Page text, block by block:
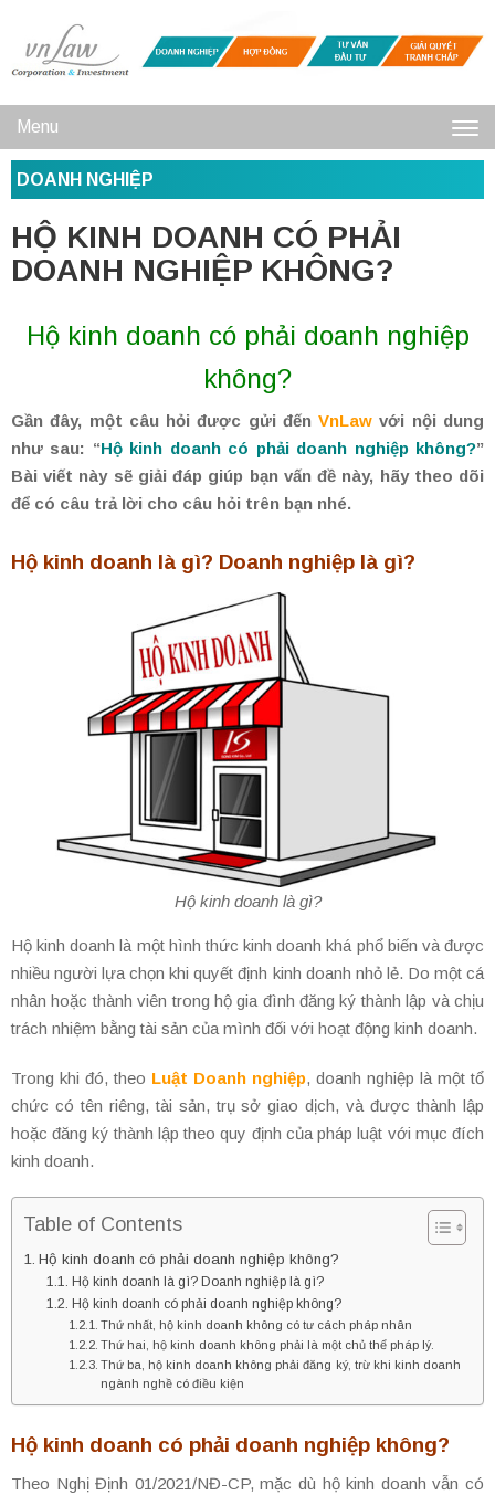
Menu
DOANH NGHIỆP
HỘ KINH DOANH CÓ PHẢI
DOANH NGHIỆP KHÔNG?
Hộ kinh doanh có phải doanh nghiệp
không?
Gần đây, một câu hỏi được gửi đếnVnLaw với nội dung
như sau: “Hộ kinh doanh có phải doanh nghiệp không?”
Bài viết này sẽ giải đáp giúp bạn vấn đề này, hãy theo dõi
để có câu trả lời cho câu hỏi trên bạn nhé.
Hộ kinh doanh là gì? Doanh nghiệp là gì?
Hộ kinh doanh là gì?
Hộ kinh doanh là một hình thức kinh doanh khá phổ biến và được
nhiều người lựa chọn khi quyết định kinh doanh nhỏ lẻ. Do một cá
nhân hoặc thành viên trong hộ gia đình đăng ký thành lập và chịu
trách nhiệm bằng tài sản của mình đối với hoạt động kinh doanh.
Trong khi đó, theo Luật Doanh nghiệp, doanh nghiệp là một tổ
chức có tên riêng, tài sản, trụ sở giao dịch, và được thành lập
hoặc đăng ký thành lập theo quy định của pháp luật với mục đích
kinh doanh.
Table of Contents
Hộ kinh doanh có phải doanh nghiệp không?
Hộ kinh doanh là gì? Doanh nghiệp là gì?
Hộ kinh doanh có phải doanh nghiệp không?
Thứ nhất, hộ kinh doanh không có tư cách pháp nhân
Thứ hai, hộ kinh doanh không phải là một chủ thể pháp lý.
Thứ ba, hộ kinh doanh không phải đăng ký, trừ khi kinh doanh
ngành nghề có điều kiện
Hộ kinh doanh có phải doanh nghiệp không?
Theo Nghị Định 01/2021/NĐ-CP, mặc dù hộ kinh doanh vẫn có